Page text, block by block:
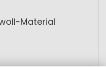
Material